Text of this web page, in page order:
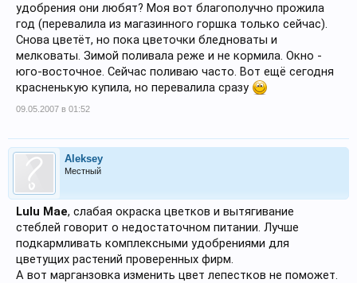
удобрения они любят? Моя вот благополучно прожила
год (перевалила из магазинного горшка только сейчас).
Снова цветёт, но пока цветочки бледноваты и
мелковаты. Зимой поливала реже и не кормила. Окно -
юго-восточное. Сейчас поливаю часто. Вот ещё сегодня
красненькую купила, но перевалила сразу
09.05.2007 в 01:52
Aleksey
Местный
Lulu Mae, слабая окраска цветков и вытягивание
стеблей говорит о недостаточном питании. Лучше
подкармливать комплексными удобрениями для
цветущих растений проверенных фирм.
А вот марганзовка изменить цвет лепестков не поможет.